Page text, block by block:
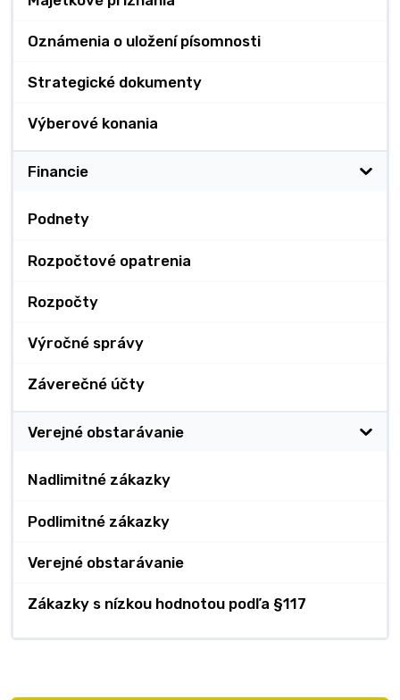
Oznámenia o uložení písomnosti
Strategické dokumenty
Výberové konania
Financie
Podnety
Rozpočtové opatrenia
Rozpočty
Výročné správy
Záverečné účty
Verejné obstarávanie
Nadlimitné zákazky
Podlimitné zákazky
Verejné obstarávanie
Zákazky s nízkou hodnotou podľa §117